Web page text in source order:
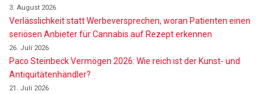
3. August 2026
Verlässlichkeit statt Werbeversprechen, woran Patienten einen
seriösen Anbieter für Cannabis auf Rezept erkennen
26. Juli 2026
Paco Steinbeck Vermögen 2026: Wie reich ist der Kunst- und
Antiquitätenhändler?
21. Juli 2026